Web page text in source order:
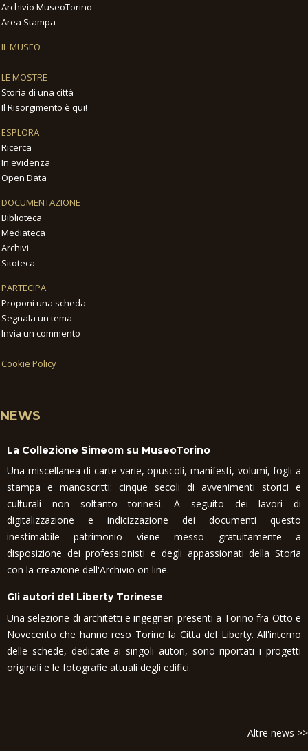
Archivio MuseoTorino
Area Stampa
IL MUSEO
LE MOSTRE
Storia di una città
Il Risorgimento è qui!
ESPLORA
Ricerca
In evidenza
Open Data
DOCUMENTAZIONE
Biblioteca
Mediateca
Archivi
Sitoteca
PARTECIPA
Proponi una scheda
Segnala un tema
Invia un commento
Cookie Policy
NEWS
La Collezione Simeom su MuseoTorino
Una miscellanea di carte varie, opuscoli, manifesti, volumi, fogli a
stampa e manoscritti: cinque secoli di avvenimenti storici e
culturali non soltanto torinesi. A seguito dei lavori di
digitalizzazione e indicizzazione dei documenti questo
inestimabile patrimonio viene messo gratuitamente a
disposizione dei professionisti e degli appassionati della Storia
con la creazione dell'Archivio on line.
Gli autori del Liberty Torinese
Una selezione di architetti e ingegneri presenti a Torino fra Otto e
Novecento che hanno reso Torino la Citta del Liberty. All'interno
delle schede, dedicate ai singoli autori, sono riportati i progetti
originali e le fotografie attuali degli edifici.
Altre news >>